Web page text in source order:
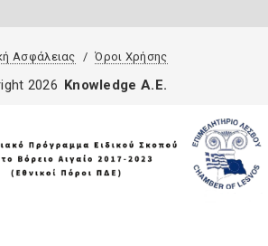
Ασφάλειας Όροι Χρήσης
2026 Knowledge A.E.